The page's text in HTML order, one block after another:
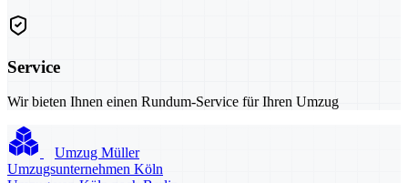
Service
Wir bieten Ihnen einen Rundum-Service für Ihren Umzug
Umzug Müller
Umzugsunternehmen Köln